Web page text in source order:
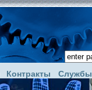
Контракты Службы